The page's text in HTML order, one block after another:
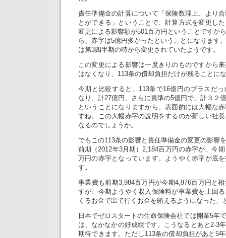
責任準備金の計算について「保険数理上、より
とができる」ということで、計算方式を変更し
変更による影響額が501百万円ということですか
ら、赤字は5億円多かったということになります
は第3四半期の時から変更されていたようです。
この変更による影響は一度きりのものですから
はなくなり、113条の償却負担だけが残ることに
今期と比較すると、113条で16億円のプラスだ
なり、計27億円、さらに責準の5億円で、計３２
ということになりますから、表面的には大幅な
すね。この大幅赤字の説明をするのが新しい社
なるのでしょうか。
でもこの113条の影響と責任準備金の変更の影響
前期（2012年3月期）2,184百万円の赤字が、今
万円の赤字となっています。ようやく赤字が底
す。
事業費も前期3,984百万円が今期4,976百万円と
すが、今期ようやく収入保険料が事業費を上回
くるお金で出て行くお金を賄えるようになった、
日本でゼロスタートの生命保険会社では開業5年
は、なかなかの好成績です。こうなるとあと2-3
期待できます。ただし113条の償却負担があと5